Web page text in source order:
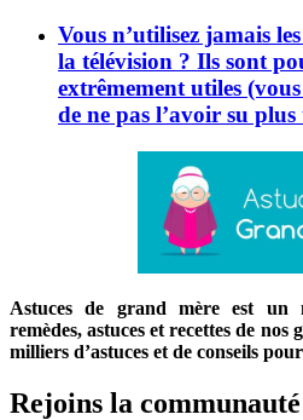
Vous n’utilisez jamais
la télévision ? Ils sont
extrêmement utiles
de ne pas l’avoir su
Astuces de grand mère est un
remèdes, astuces et recettes de nos
milliers d’astuces et de conseils
Rejoins la